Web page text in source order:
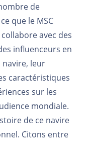
de
que le MSC
avec des
influenceurs en
navire, leur
caractéristiques
sur les
mondiale.
de ce navire
Citons entre